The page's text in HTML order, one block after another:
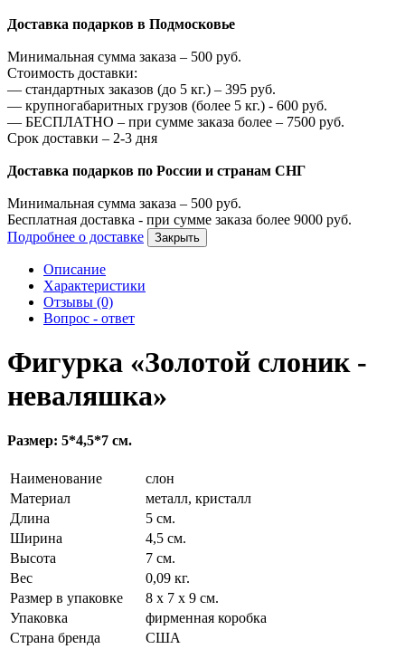
Доставка подарков в Подмосковье
Минимальная сумма заказа – 500 руб.
Стоимость доставки:
— стандартных заказов (до 5 кг.) – 395 руб.
— крупногабаритных грузов (более 5 кг.) - 600 руб.
— БЕСПЛАТНО – при сумме заказа более – 7500 руб.
Срок доставки – 2-3 дня
Доставка подарков по России и странам СНГ
Минимальная сумма заказа – 500 руб.
Бесплатная доставка - при сумме заказа более 9000 руб.
Подробнее о доставке
Закрыть
Описание
Характеристики
Отзывы (0)
Вопрос - ответ
Фигурка «Золотой слоник -
неваляшка»
Размер: 5*4,5*7 см.
Наименование
слон
Материал
металл, кристалл
Длина
5 см.
Ширина
4,5 см.
Высота
7 см.
Вес
0,09 кг.
Размер в упаковке
8 х 7 х 9 см.
Упаковка
фирменная коробка
Страна бренда
США